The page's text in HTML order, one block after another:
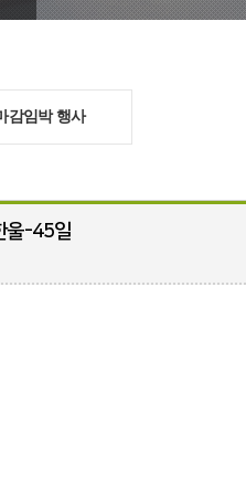
감임박 행사
울-45일